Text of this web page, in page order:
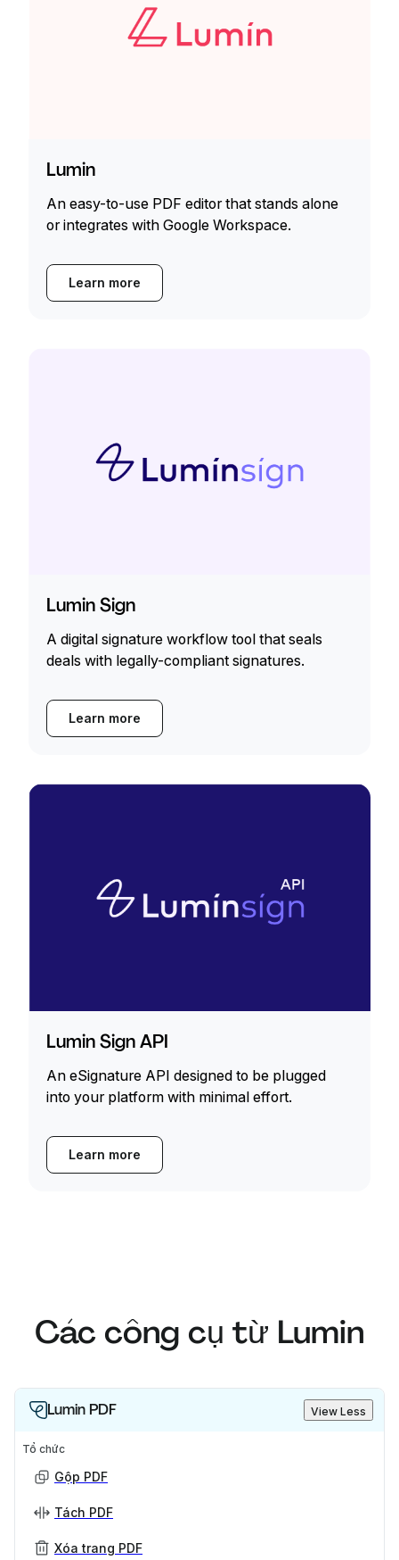
Lumin
An easy-to-use PDF editor that stands alone
or integrates with Google Workspace.
Learn more
Lumin Sign
A digital signature workflow tool that seals
deals with legally-compliant signatures.
Learn more
Lumin Sign API
An eSignature API designed to be plugged
into your platform with minimal effort.
Learn more
Các công cụ từ Lumin
Lumin PDF View Less
Tổ chức
Gộp PDF
Tách PDF
Xóa trang PDF